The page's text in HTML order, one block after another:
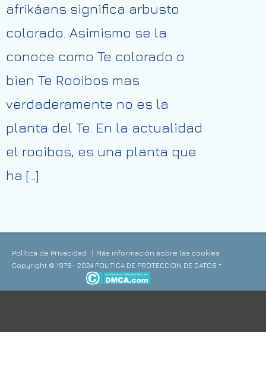
afrikáans significa arbusto
colorado. Asimismo se la
conoce como Te colorado o
bien Te Rooibos mas
verdaderamente no es la
planta del Te. En la actualidad
el rooibos, es una planta que
ha […]
Política de Privacidad
Más información sobre las cookies
Copyright © 1978- 2024 POLITICA DE PROTECCION DE DATOS *